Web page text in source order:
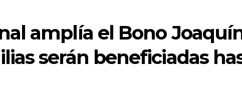
amplía el Bono
serán beneficiadas